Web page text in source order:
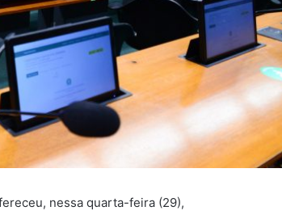
nessa quarta-feira (29),